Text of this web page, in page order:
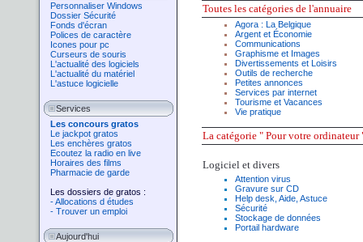
Personnaliser Windows
Dossier Sécurité
Fonds d'écran
Polices de caractère
Icones pour pc
Curseurs de souris
L'actualité des logiciels
L'actualité du matériel
L'astuce logicielle
Services
Les concours gratos
Le jackpot gratos
Les enchères gratos
Ecoutez la radio en live
Horaires des films
Pharmacie de garde
Les dossiers de gratos :
- Allocations d études
- Trouver un emploi
Aujourd'hui
Toutes les catégories de l'annuaire
Agora : La Belgique
Argent etÉconomie
Communications
Graphisme etImages
Divertissements et Loisirs
Outils de recherche
Petites annonces
Services par internet
Tourisme etVacances
Vie pratique
La catégorie" Pour votre ordinateur
Logiciel et divers
Attention virus
Gravure sur CD
Help desk, Aide, Astuce
Sécurité
Stockage de données
Portail hardware